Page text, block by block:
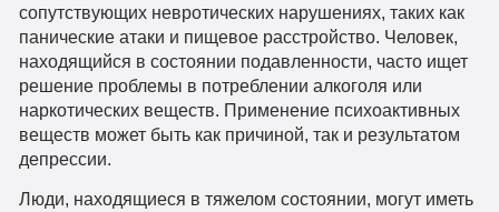
сопутствующих невротических нарушениях, таких как
панические атаки и пищевое расстройство. Человек,
находящийся в состоянии подавленности, часто ищет
решение проблемы в потреблении алкоголя или
наркотических веществ. Применение психоактивных
веществ может быть как причиной, так и результатом
депрессии.
Люди, находящиеся в тяжелом состоянии, могут иметь